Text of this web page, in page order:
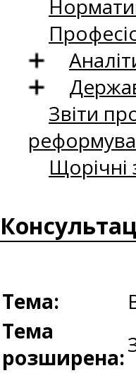
Звіти
Щорічні
Тема:
Тема
розширена: